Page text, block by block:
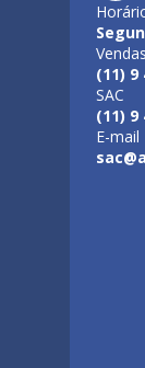
Vendas
(11) 9
SAC
(11) 9
E-mail